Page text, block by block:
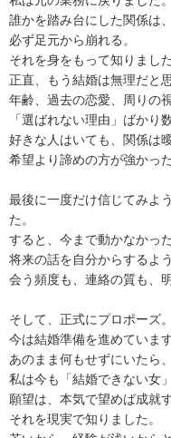
誰かを踏み台にした関係は、
必ず足元から崩れる。
それを身をもって知りました
正直、もう結婚は無理だと
年齢、過去の恋愛、周りの視
「選ばれない理由」ばかり
好きな人はいても、関係は
希望より諦めの方が強かった
最後に一度だけ信じてみよ
た。
すると、今まで動かなかっ
将来の話を自分からするよ
会う頻度も、連絡の質も、
そして、正式にプロポーズ。
今は結婚準備を進めています
あのまま何もせずにいたら、
私は今も「結婚できない女
願望は、本気で望めば成就す
それを現実で知りました。